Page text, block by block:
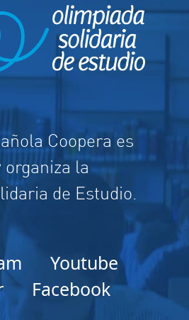
Coopera es
la
de Estudio.
Youtube
Facebook